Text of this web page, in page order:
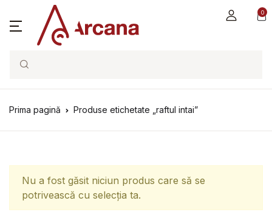
0
Search
Prima pagină Produse etichetate „raftul intai”
Nu a fost găsit niciun produs care să se
potrivească cu selecția ta.